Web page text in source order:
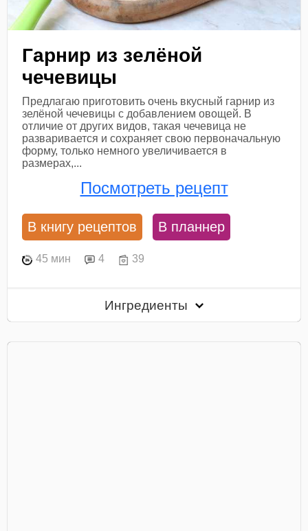
Гарнир из зелёной
чечевицы
Предлагаю приготовить очень вкусный гарнир из
зелёной чечевицы с добавлением овощей. В
отличие от других видов, такая чечевица не
разваривается и сохраняет свою первоначальную
форму, только немного увеличивается в
размерах,...
Посмотреть рецепт
В книгу рецептов В планнер
45 мин 4 39
Ингредиенты